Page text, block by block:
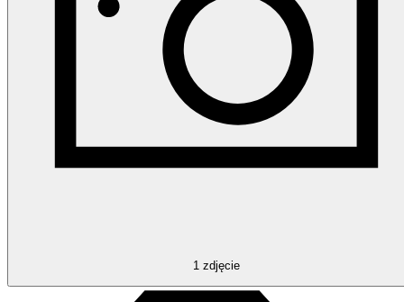
1 zdjęcie